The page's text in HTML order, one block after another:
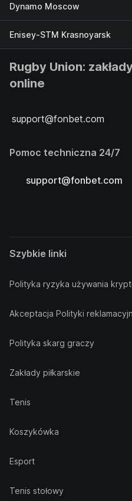
Dynamo Moscow
Enisey-STM Krasnoyarsk
Rugby Union:
online
support@fonbet.com
Pomoc techniczna 24/7
support@fonbet.com
Szybkie linki
Polityka ryzyka używania
Akceptacja Polityki
Polityka skarg graczy
Zakłady piłkarskie
Tenis
Koszykówka
Esport
Tenis stołowy